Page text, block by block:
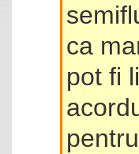
ca
pot fi